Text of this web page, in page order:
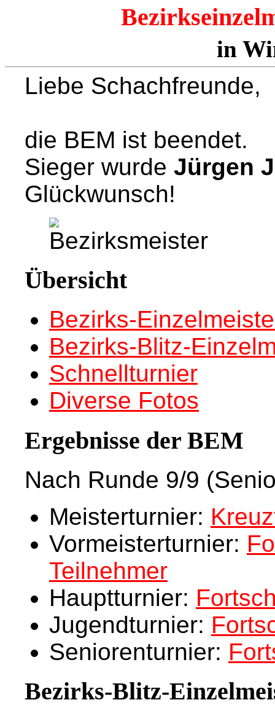
in
Liebe Schachfreunde,
die BEM ist beendet.
Sieger wurde Jürgen
Glückwunsch!
Übersicht
Bezirks-
Bezirks-Blitz-
Schnellturnier
Diverse Fotos
Ergebnisse der BEM
Nach Runde 9/9
Meisterturnier:
Vormeisterturnier:
Teilnehmer
Hauptturnier:
Jugendturnier:
Seniorenturnier:
Bezirks-Blitz-